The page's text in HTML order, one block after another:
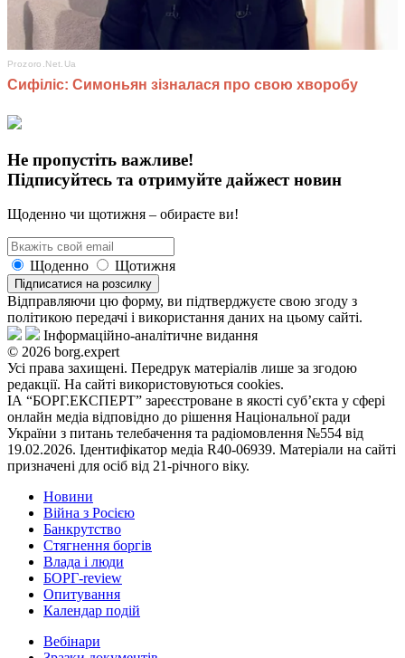
Не пропустіть важливе!
Підписуйтесь та отримуйте дайжест новин
Щоденно чи щотижня – обираєте ви!
Щоденно Щотижня
Підписатися на розсилку
Відправляючи цю форму, ви підтверджуєте свою згоду з
політикою передачі і використання даних на цьому сайті.
Інформаційно-аналітичне видання
© 2026 borg.expert
Усі права захищені. Передрук матеріалів лише за згодою
редакції. На сайті використовуються cookies.
ІА “БОРГ.ЕКСПЕРТ” зареєстроване в якості суб’єкта у сфері
онлайн медіа відповідно до рішення Національної ради
України з питань телебачення та радіомовлення №554 від
19.02.2026. Ідентифікатор медіа R40-06939. Матеріали на сайті
призначені для осіб від 21-річного віку.
Новини
Війна з Росією
Банкрутство
Стягнення боргiв
Влада i люди
БОРГ-review
Опитування
Календар подій
Вебінари